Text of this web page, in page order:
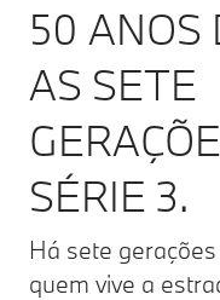
50 ANOS
AS SETE
SÉRIE 3.
Há sete
quem vive a